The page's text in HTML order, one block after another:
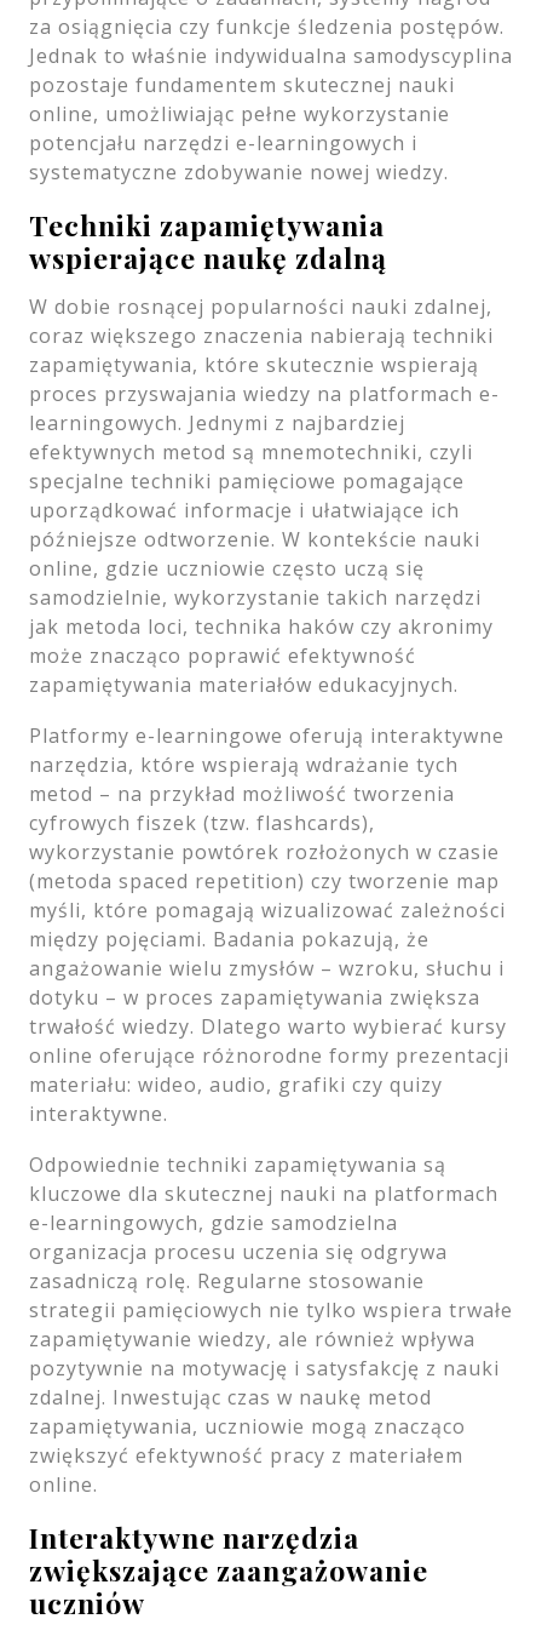
za osiągnięcia czy funkcje śledzenia postępów.
Jednak to właśnie indywidualna samodyscyplina
pozostaje fundamentem skutecznej nauki
online, umożliwiając pełne wykorzystanie
potencjału narzędzi e-learningowych i
systematyczne zdobywanie nowej wiedzy.
Techniki zapamiętywania
wspierające naukę zdalną
W dobie rosnącej popularności nauki zdalnej,
coraz większego znaczenia nabierają techniki
zapamiętywania, które skutecznie wspierają
proces przyswajania wiedzy na platformach e-
learningowych. Jednymi z najbardziej
efektywnych metod są mnemotechniki, czyli
specjalne techniki pamięciowe pomagające
uporządkować informacje i ułatwiające ich
późniejsze odtworzenie. W kontekście nauki
online, gdzie uczniowie często uczą się
samodzielnie, wykorzystanie takich narzędzi
jak metoda loci, technika haków czy akronimy
może znacząco poprawić efektywność
zapamiętywania materiałów edukacyjnych.
Platformy e-learningowe oferują interaktywne
narzędzia, które wspierają wdrażanie tych
metod – na przykład możliwość tworzenia
cyfrowych fiszek (tzw. flashcards),
wykorzystanie powtórek rozłożonych w czasie
(metoda spaced repetition) czy tworzenie map
myśli, które pomagają wizualizować zależności
między pojęciami. Badania pokazują, że
angażowanie wielu zmysłów – wzroku, słuchu i
dotyku – w proces zapamiętywania zwiększa
trwałość wiedzy. Dlatego warto wybierać kursy
online oferujące różnorodne formy prezentacji
materiału: wideo, audio, grafiki czy quizy
interaktywne.
Odpowiednie techniki zapamiętywania są
kluczowe dla skutecznej nauki na platformach
e-learningowych, gdzie samodzielna
organizacja procesu uczenia się odgrywa
zasadniczą rolę. Regularne stosowanie
strategii pamięciowych nie tylko wspiera trwałe
zapamiętywanie wiedzy, ale również wpływa
pozytywnie na motywację i satysfakcję z nauki
zdalnej. Inwestując czas w naukę metod
zapamiętywania, uczniowie mogą znacząco
zwiększyć efektywność pracy z materiałem
online.
Interaktywne narzędzia
zwiększające zaangażowanie
uczniów